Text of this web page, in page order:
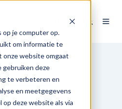
op je computer op.
om informatie te
onze website omgaat
gebruiken deze
te verbeteren en
en meetgegevens
op deze website als via